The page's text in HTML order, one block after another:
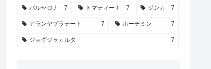
バルセロナ 7 トマティーナ 7 ジンカ 7
アランヤプラテート 7 ホーチミン 7
ジョグジャカルタ 7